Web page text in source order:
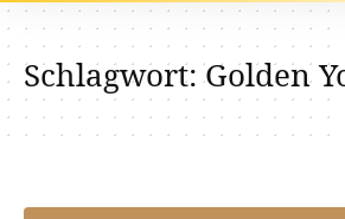
Schlagwort:Golden